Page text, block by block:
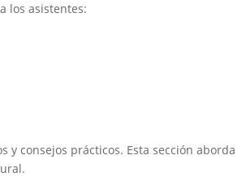
los asistentes:
y consejos prácticos. Esta sección aborda